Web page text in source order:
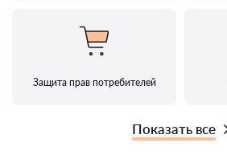
Защита прав потребителей
Показать все